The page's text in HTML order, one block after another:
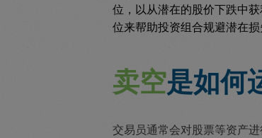
位，以从潜在的股价下跌中
位来帮助投资组合规避潜在损
卖空是如何
交易员通常会对股票等资产